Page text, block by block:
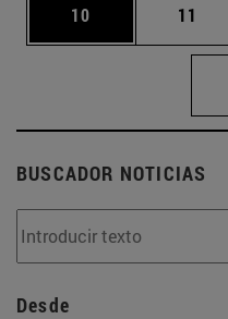
Página
10 Página
11
BUSCADOR NOTICIAS
Desde